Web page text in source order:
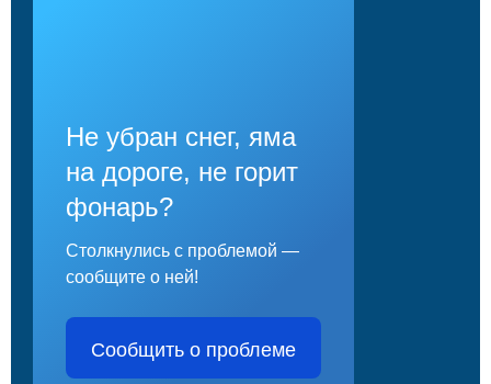
Не убран снег, яма
на дороге, не горит
фонарь?
Столкнулись с проблемой —
сообщите о ней!
Сообщить о проблеме